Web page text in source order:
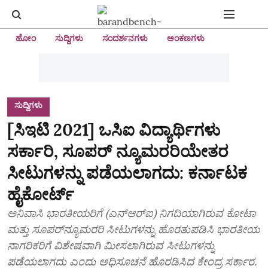
ಹೋಂ ಸುದ್ದಿಗಳು ಸಂದರ್ಶನಗಳು ಅಂಕಣಗಳು
ಸುದ್ದಿಗಳು
[ಸಿಇಟಿ 2021] ಒಸಿಐ ವಿದ್ಯಾರ್ಥಿಗಳು
ಸರ್ಕಾರಿ, ಸೂಪರ್‌ ನ್ಯೂಮರರಿಯೇತರ
ಸೀಟುಗಳನ್ನು ಪಡೆಯಲಾಗದು: ಕರ್ನಾಟಕ
ಹೈಕೋರ್ಟ್‌
ಅನಿವಾಸಿ ಭಾರತೀಯರಿಗೆ (ಎನ್‌ಆರ್‌ಐ) ನಿಗದಿಯಾಗಿರುವ ಕೋಟಾ
ಮತ್ತು ಸೂಪರ್‌ನ್ಯೂಮರರಿ ಸೀಟುಗಳನ್ನು ಹೊರತುಪಡಿಸಿ ಭಾರತೀಯ
ನಾಗರಿಕರಿಗೆ ವಿಶೇಷವಾಗಿ ಮೀಸಲಾಗಿರುವ ಸೀಟುಗಳನ್ನು
ಪಡೆಯಲಾಗದು ಎಂದು ಅಧಿಸೂಚನೆ ಹೊರಡಿಸಿದ ಕೇಂದ್ರ ಸರ್ಕಾರ.